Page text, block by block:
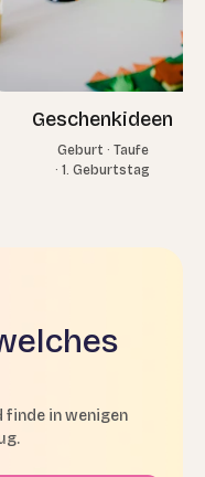
Geschenkideen
Geburt · Taufe
· 1. Geburtstag
finde in wenigen